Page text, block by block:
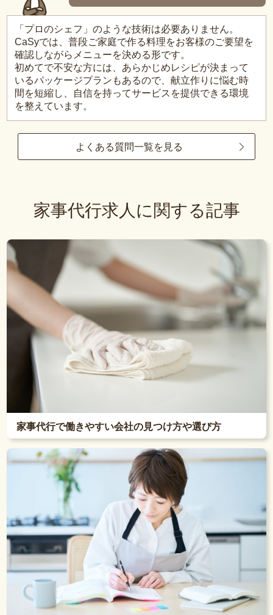
「プロのシェフ」のような技術は必要ありません。
CaSyでは、普段ご家庭で作る料理をお客様のご要望を
確認しながらメニューを決める形です。
初めてで不安な方には、あらかじめレシピが決まって
いるパッケージプランもあるので、献立作りに悩む時
間を短縮し、自信を持ってサービスを提供できる環境
を整えています。
よくある質問一覧を見る
家事代行求人に関する記事
家事代行で働きやすい会社の見つけ方や選び方